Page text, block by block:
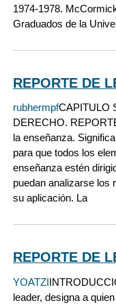
1974-1978.
Graduados de la
REPORTE DE
rubhermpfCAPITULO
DERECHO.
la enseñanza.
para que todos los
enseñanza estén
puedan analizarse los
su aplicación. La
REPORTE DE
YOATZI
leader, designa a